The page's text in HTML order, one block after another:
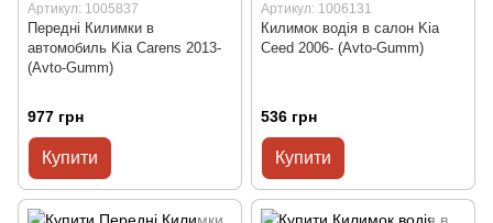
Артикул: 1005837
Передні Килимки в
автомобиль Kia Carens 2013-
(Avto-Gumm)
977 грн
Купити
Артикул: 1006131
Килимок водія в салон Kia
Ceed 2006- (Avto-Gumm)
536 грн
Купити